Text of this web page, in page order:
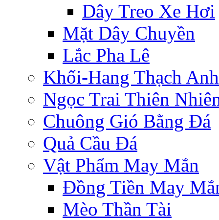
Dây Treo Xe Hơi
Mặt Dây Chuyền
Lắc Pha Lê
Khối-Hang Thạch Anh
Ngọc Trai Thiên
Chuông Gió Bằng Đá
Quả Cầu Đá
Vật Phẩm May Mắn
Đồng Tiền May
Mèo Thần Tài